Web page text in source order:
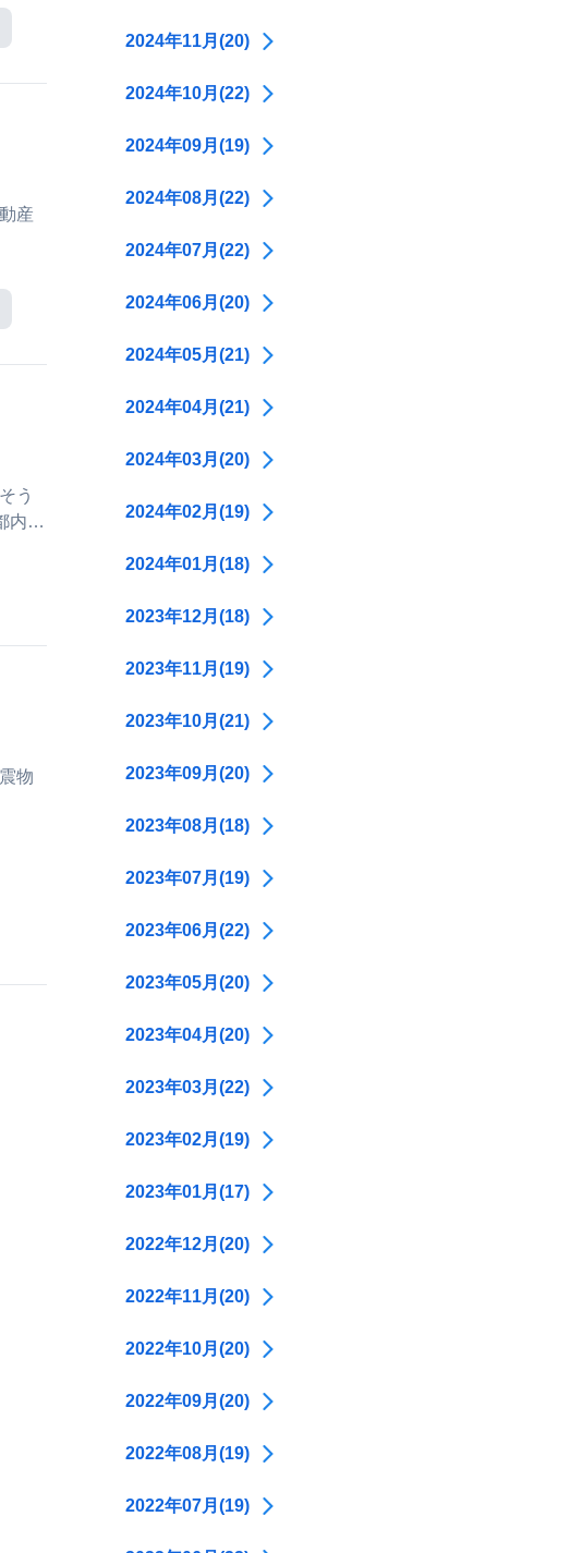
2024年11月(20)
2024年10月(22)
2024年09月(19)
2024年08月(22)
2024年07月(22)
2024年06月(20)
2024年05月(21)
2024年04月(21)
2024年03月(20)
2024年02月(19)
2024年01月(18)
2023年12月(18)
2023年11月(19)
2023年10月(21)
2023年09月(20)
2023年08月(18)
2023年07月(19)
2023年06月(22)
2023年05月(20)
2023年04月(20)
2023年03月(22)
2023年02月(19)
2023年01月(17)
2022年12月(20)
2022年11月(20)
2022年10月(20)
2022年09月(20)
2022年08月(19)
2022年07月(19)